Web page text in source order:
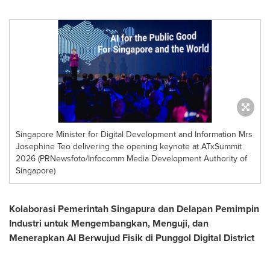
Singapore Minister for Digital Development and Information Mrs
Josephine Teo delivering the opening keynote at ATxSummit
2026 (PRNewsfoto/Infocomm Media Development Authority of
Singapore)
Kolaborasi Pemerintah Singapura dan Delapan Pemimpin
Industri untuk Mengembangkan, Menguji, dan
Menerapkan AI Berwujud Fisik di Punggol Digital District